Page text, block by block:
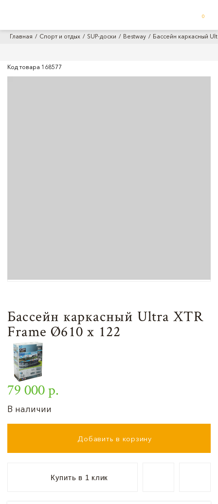
0
Главная Спорт и отдых SUP-доски Bestway Бассейн каркасный
Код товара 168577
Бассейн каркасный Ultra XTR
Frame Ø610 х 122
79 000 р.
В наличии
Добавить в корзину
Купить в 1 клик